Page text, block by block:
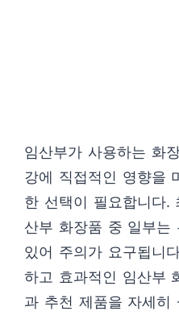
임산부가 사용하는 화
강에 직접적인 영향을
한 선택이 필요합니다.
산부 화장품 중 일부는
있어 주의가 요구됩니
하고 효과적인 임산부
과 추천 제품을 자세히